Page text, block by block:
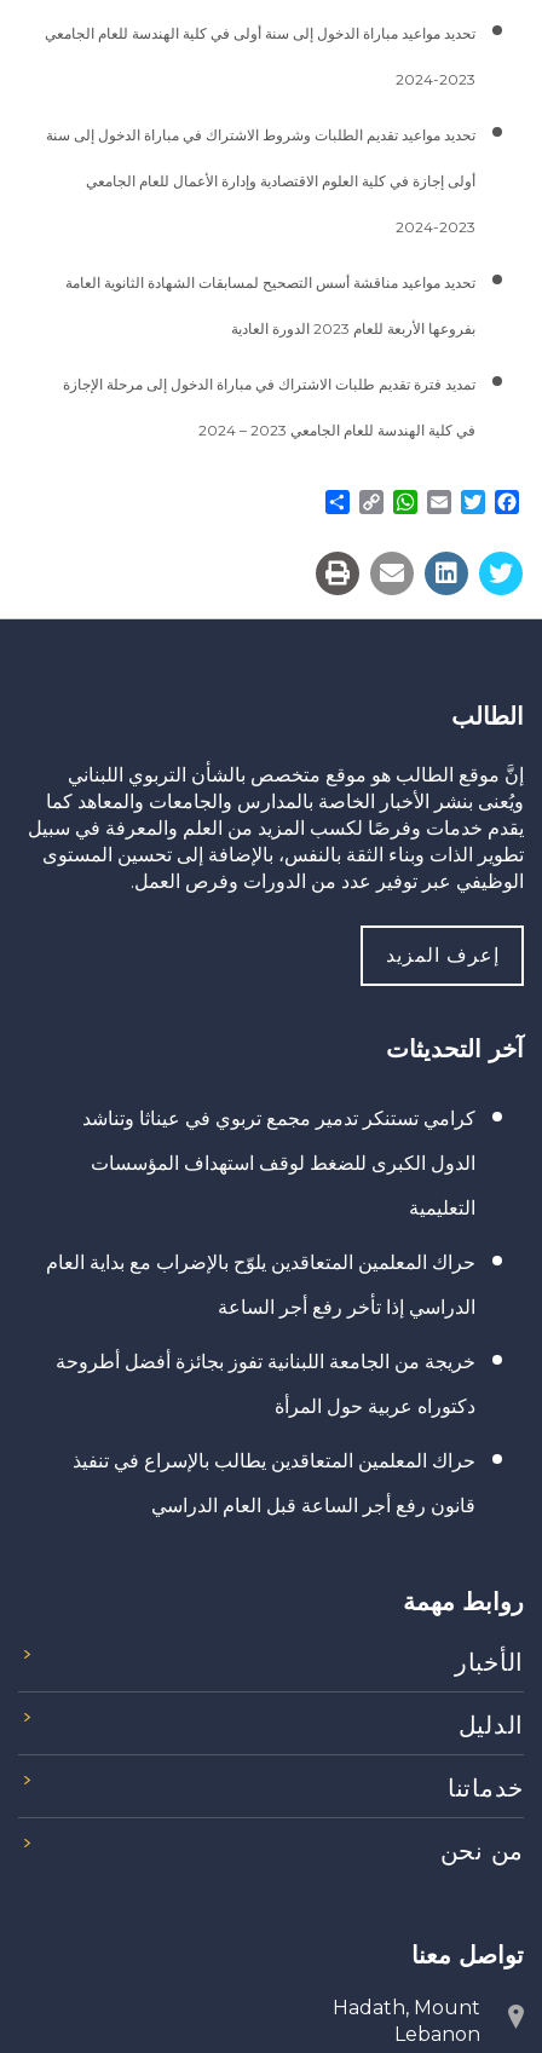
تحديد مواعيد مباراة الدخول إلى سنة أولى في كلية الهندسة للعام الجامعي
2023-2024
تحديد مواعيد تقديم الطلبات وشروط الاشتراك في مباراة الدخول إلى سنة
أولى إجازة في كلية العلوم الاقتصادية وإدارة الأعمال للعام الجامعي
2023-2024
تحديد مواعيد مناقشة أسس التصحيح لمسابقات الشهادة الثانوية العامة
بفروعها الأربعة للعام 2023 الدورة العادية
تمديد فترة تقديم طلبات الاشتراك في مباراة الدخول إلى مرحلة الإجازة
في كلية الهندسة للعام الجامعي 2023 – 2024
Facebook
Twitter
Email
WhatsApp
Copy
الطالب
إنَّ موقع الطالب هو موقع متخصص بالشأن التربوي اللبناني
ويُعنى بنشر الأخبار الخاصة بالمدارس والجامعات والمعاهد كما
يقدم خدمات وفرصًا لكسب المزيد من العلم والمعرفة في سبيل
تطوير الذات وبناء الثقة بالنفس، بالإضافة إلى تحسين المستوى
الوظيفي عبر توفير عدد من الدورات وفرص العمل.
إعرف المزيد
آخر التحديثات
كرامي تستنكر تدمير مجمع تربوي في عيناثا وتناشد
الدول الكبرى للضغط لوقف استهداف المؤسسات
التعليمية
حراك المعلمين المتعاقدين يلوّح بالإضراب مع بداية العام
الدراسي إذا تأخر رفع أجر الساعة
خريجة من الجامعة اللبنانية تفوز بجائزة أفضل أطروحة
دكتوراه عربية حول المرأة
حراك المعلمين المتعاقدين يطالب بالإسراع في تنفيذ
قانون رفع أجر الساعة قبل العام الدراسي
روابط مهمة
الأخبار
الدليل
خدماتنا
من نحن
تواصل معنا
Hadath, Mount
Lebanon